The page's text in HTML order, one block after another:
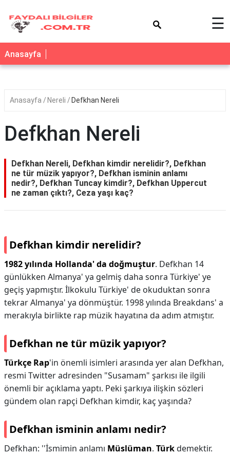
☰
Anasayfa
Anasayfa Nereli Defkhan Nereli
Defkhan Nereli
Defkhan Nereli, Defkhan kimdir nerelidir?, Defkhan
ne tür müzik yapıyor?, Defkhan isminin anlamı
nedir?, Defkhan Tuncay kimdir?, Defkhan Uppercut
ne zaman çıktı?, Ceza yaşı kaç?
Defkhan kimdir nerelidir?
1982 yılında Hollanda' da doğmuştur. Defkhan 14
günlükken Almanya' ya gelmiş daha sonra Türkiye' ye
geçiş yapmıştır. İlkokulu Türkiye' de okuduktan sonra
tekrar Almanya' ya dönmüştür. 1998 yılında Breakdans' a
merakıyla birlikte rap müzik hayatına da adım atmıştır.
Defkhan ne tür müzik yapıyor?
Türkçe Rap'in önemli isimleri arasında yer alan Defkhan,
resmi Twitter adresinden "Susamam" şarkısı ile ilgili
önemli bir açıklama yaptı. Peki şarkıya ilişkin sözleri
gündem olan rapçi Defkhan kimdir, kaç yaşında?
Defkhan isminin anlamı nedir?
Defkhan: ''İsmimin anlamı Müslüman. Türkdemektir.